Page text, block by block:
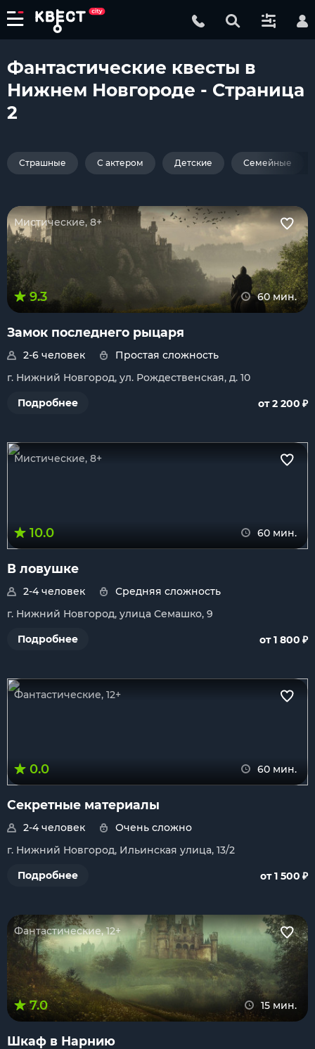
Фантастические квесты в
Нижнем Новгороде - Страница
2
Страшные С актером Детские Семейные
Мистические, 8+
9.3 60 мин.
Замок последнего рыцаря
2-6 человек
Простая сложность
г. Нижний Новгород, ул. Рождественская, д. 10
Подробнее
от 2 200 ₽
Мистические, 8+
10.0 60 мин.
В ловушке
2-4 человек
Средняя сложность
г. Нижний Новгород, улица Семашко, 9
Подробнее
от 1 800 ₽
Фантастические, 12+
0.0 60 мин.
Секретные материалы
2-4 человек
Очень сложно
г. Нижний Новгород, Ильинская улица, 13/2
Подробнее
от 1 500 ₽
Фантастические, 12+
7.0 15 мин.
Шкаф в Нарнию